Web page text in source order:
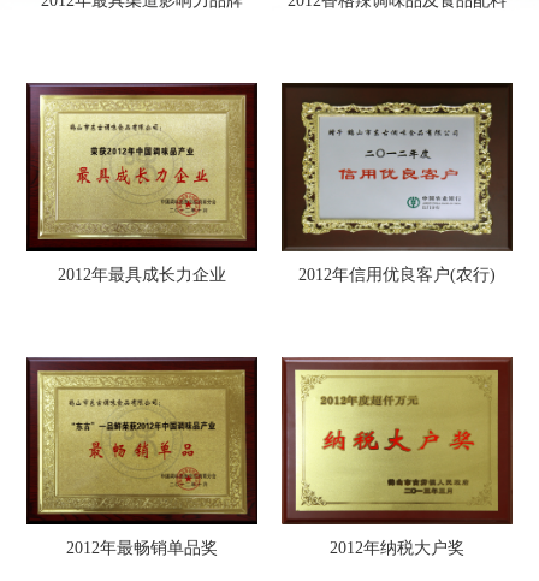
2012年最具成长力企业 2012年信用优良客户(农行)
2012年最畅销单品奖 2012年纳税大户奖